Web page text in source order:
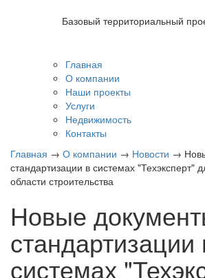
Базовый территориальный
Главная
О компании
Наши проекты
Услуги
Недвижимость
Контакты
Главная → О компании → Новости →
стандартизации в системах "Техэксперт"
области строительства
Новые
стандартизации
системах